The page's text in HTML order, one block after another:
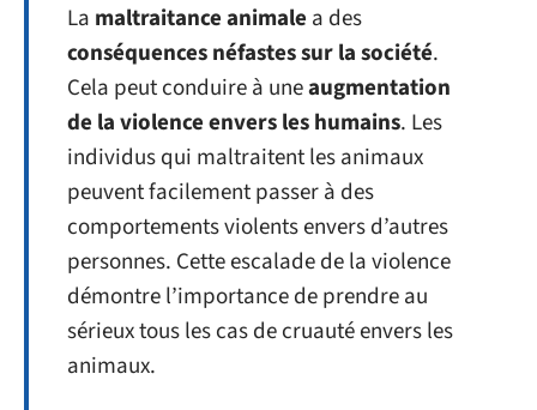
La maltraitance animale a des
conséquences néfastes sur la société.
Cela peut conduire à uneaugmentation
de la violence envers les humains. Les
individus qui maltraitent les animaux
peuvent facilement passer à des
comportements violents envers d’autres
personnes. Cette escalade de la violence
démontre l’importance de prendre au
sérieux tous les cas de cruauté envers les
animaux.